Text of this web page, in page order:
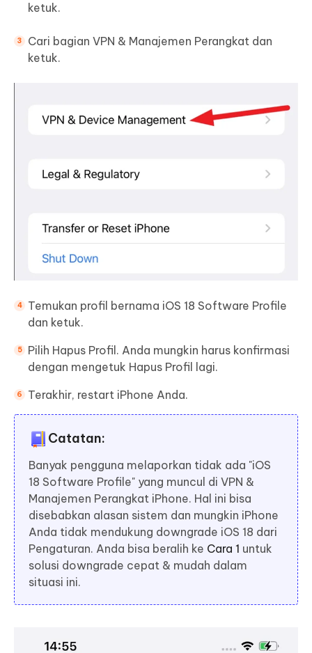
ketuk.
Cari bagian VPN & Manajemen Perangkat dan
ketuk.
Temukan profil bernama iOS 18 Software Profile
dan ketuk.
Pilih Hapus Profil. Anda mungkin harus konfirmasi
dengan mengetuk Hapus Profil lagi.
Terakhir, restart iPhone Anda.
Catatan:
Banyak pengguna melaporkan tidak ada "iOS
18 Software Profile" yang muncul di VPN &
Manajemen Perangkat iPhone. Hal ini bisa
disebabkan alasan sistem dan mungkin iPhone
Anda tidak mendukung downgrade iOS 18 dari
Pengaturan. Anda bisa beralih ke Cara 1 untuk
solusi downgrade cepat & mudah dalam
situasi ini.